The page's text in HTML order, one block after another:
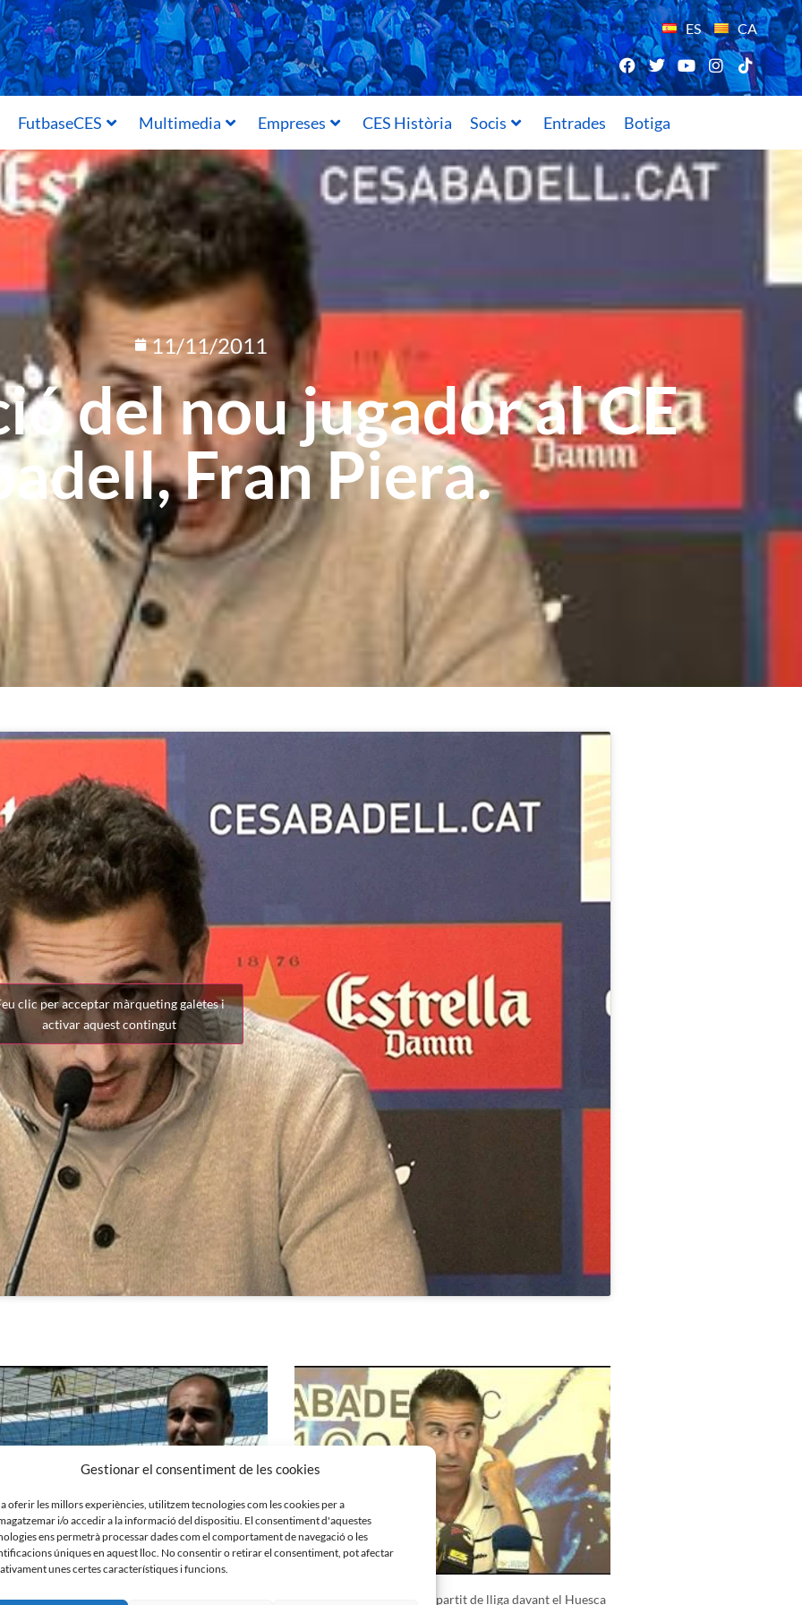
Gestionar el consentiment de les cookies
oferir les millors experiències, utilitzem tecnologies com les cookies per a
i/o accedir a la informació del dispositiu. El consentiment d'aquestes
ens permetrà processar dades com el comportament de navegació o les
úniques en aquest lloc. No consentir o retirar el consentiment, pot afectar
unes certes característiques i funcions.
ES CA
FutbaseCES Multimedia Empreses CES Història Socis Entrades Botiga
11/11/2011
del nou jugador al CE
Fran Piera.
clic per acceptar màrqueting galetes i
activar aquest contingut
i Jesús Olmo, els dos últims golejadors a
Roda de premsa prèvia al partit de lliga davant el Huesca